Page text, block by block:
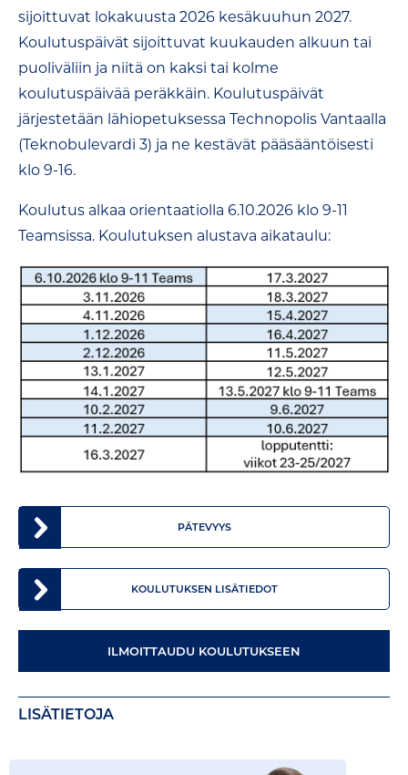
sijoittuvat lokakuusta 2026 kesäkuuhun 2027.
Koulutuspäivät sijoittuvat kuukauden alkuun tai
puoliväliin ja niitä on kaksi tai kolme
koulutuspäivää peräkkäin. Koulutuspäivät
järjestetään lähiopetuksessa Technopolis Vantaalla
(Teknobulevardi 3) ja ne kestävät pääsääntöisesti
klo 9-16.
Koulutus alkaa orientaatiolla 6.10.2026 klo 9-11
Teamsissa. Koulutuksen alustava aikataulu:
PÄTEVYYS
KOULUTUKSEN LISÄTIEDOT
ILMOITTAUDU KOULUTUKSEEN
LISÄTIETOJA